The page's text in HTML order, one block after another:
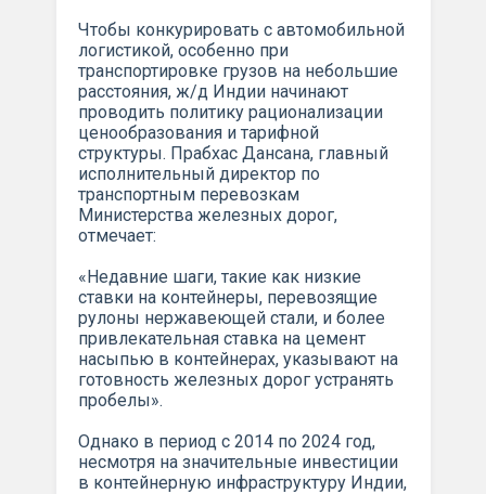
Чтобы конкурировать с автомобильной
логистикой, особенно при
транспортировке грузов на небольшие
расстояния, ж/д Индии начинают
проводить политику рационализации
ценообразования и тарифной
структуры. Прабхас Дансана, главный
исполнительный директор по
транспортным перевозкам
Министерства железных дорог,
отмечает:
«Недавние шаги, такие как низкие
ставки на контейнеры, перевозящие
рулоны нержавеющей стали, и более
привлекательная ставка на цемент
насыпью в контейнерах, указывают на
готовность железных дорог устранять
пробелы».
Однако в период с 2014 по 2024 год,
несмотря на значительные инвестиции
в контейнерную инфраструктуру Индии,